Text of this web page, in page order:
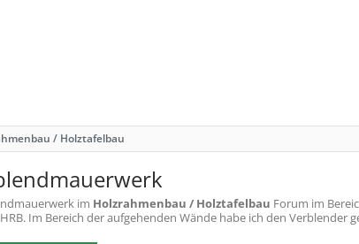
/ Holztafelbau
im Holzrahmenbau / Holztafelbau Forum im
Im Bereich der aufgehenden Wände habe ich den Verblender